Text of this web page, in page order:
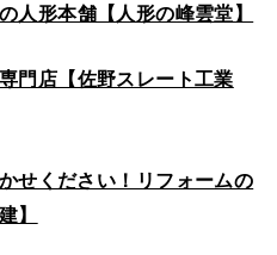
形本舗【人形の峰雲堂】
門店【佐野スレート工業
せください！リフォームの
】